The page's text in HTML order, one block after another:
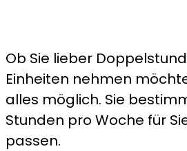
Ob Sie lieber
Einheiten nehmen
alles möglich. Sie
Stunden pro Woche für
passen.